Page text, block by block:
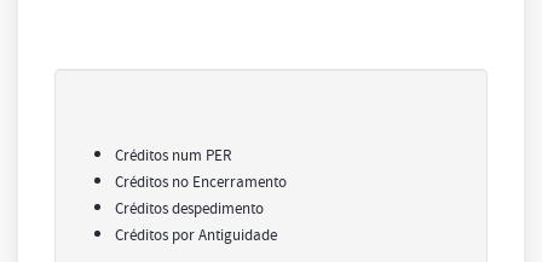
Créditos num PER
Créditos no Encerramento
Créditos despedimento
Créditos por Antiguidade